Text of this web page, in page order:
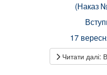
(Наказ
17
Читати